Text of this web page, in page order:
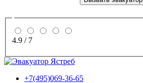
4.9 / 7
+7(495)069-36-65